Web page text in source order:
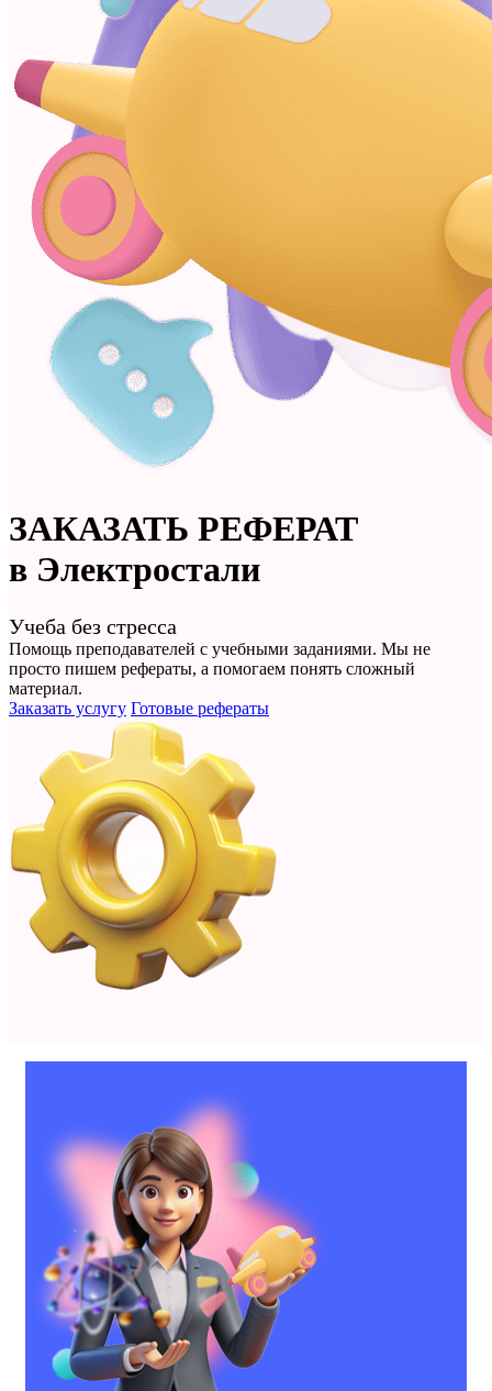
ЗАКАЗАТЬ РЕФЕРАТ
в Электростали
Учеба без стресса
Помощь преподавателей с учебными заданиями. Мы не
просто пишем рефераты, а помогаем понять сложный
материал.
Заказать услугу Готовые рефераты